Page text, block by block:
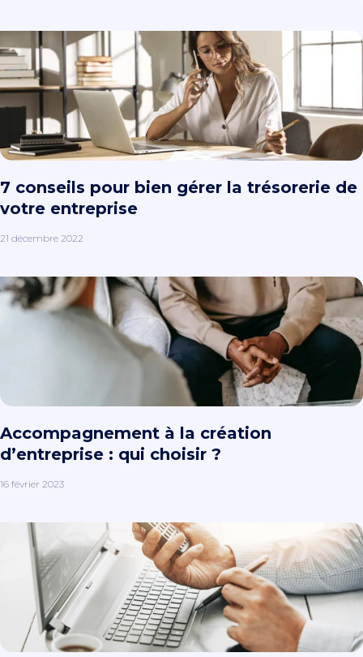
7 conseils pour bien gérer la trésorerie de
votre entreprise
21 décembre 2022
Accompagnement à la création
d’entreprise : qui choisir ?
16 février 2023